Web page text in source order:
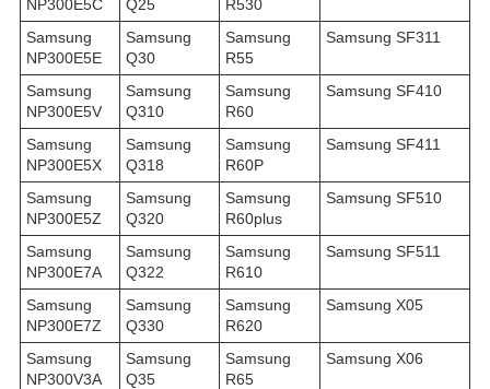
NP300E5C Q25
R530
Samsung
NP300E5E
Samsung
Q30
Samsung
R55
Samsung SF311
Samsung
NP300E5V
Samsung
Q310
Samsung
R60
Samsung SF410
Samsung
NP300E5X
Samsung
Q318
Samsung
R60P
Samsung SF411
Samsung
NP300E5Z
Samsung
Q320
Samsung
R60plus
Samsung SF510
Samsung
NP300E7A
Samsung
Q322
Samsung
R610
Samsung SF511
Samsung
NP300E7Z
Samsung
Q330
Samsung
R620
Samsung X05
Samsung
NP300V3A
Samsung
Q35
Samsung
R65
Samsung X06